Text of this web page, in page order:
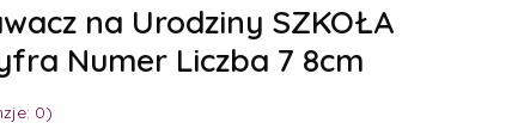
na Urodziny SZKOŁA
Numer Liczba 7 8cm
0)